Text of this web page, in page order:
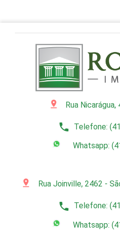
pin_drop Rua
phone Telefone:
Whatsapp:
pin_drop Rua Joinville, 2462 -
phone Telefone:
Whatsapp: